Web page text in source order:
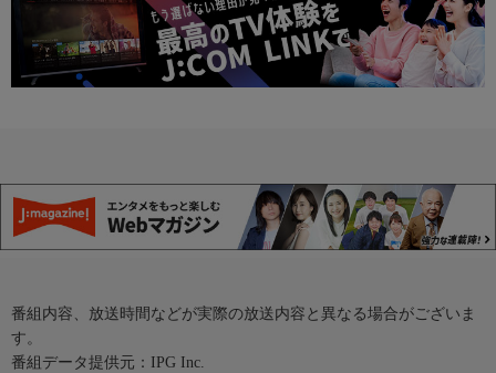
番組内容、放送時間などが実際の放送内容と異なる場合がございま
す。
番組データ提供元：IPG Inc.